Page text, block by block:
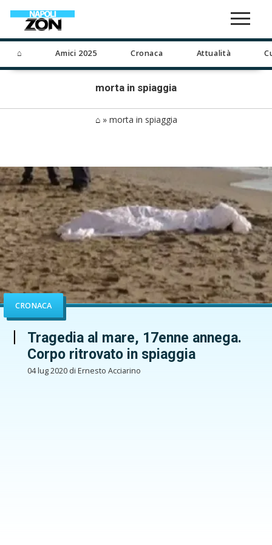
⌂ Amici 2025 Cronaca Attualità
morta in spiaggia
⌂» morta in spiaggia
CRONACA
Tragedia al mare, 17enne annega.
Corpo ritrovato in spiaggia
04 lug 2020 di Ernesto Acciarino